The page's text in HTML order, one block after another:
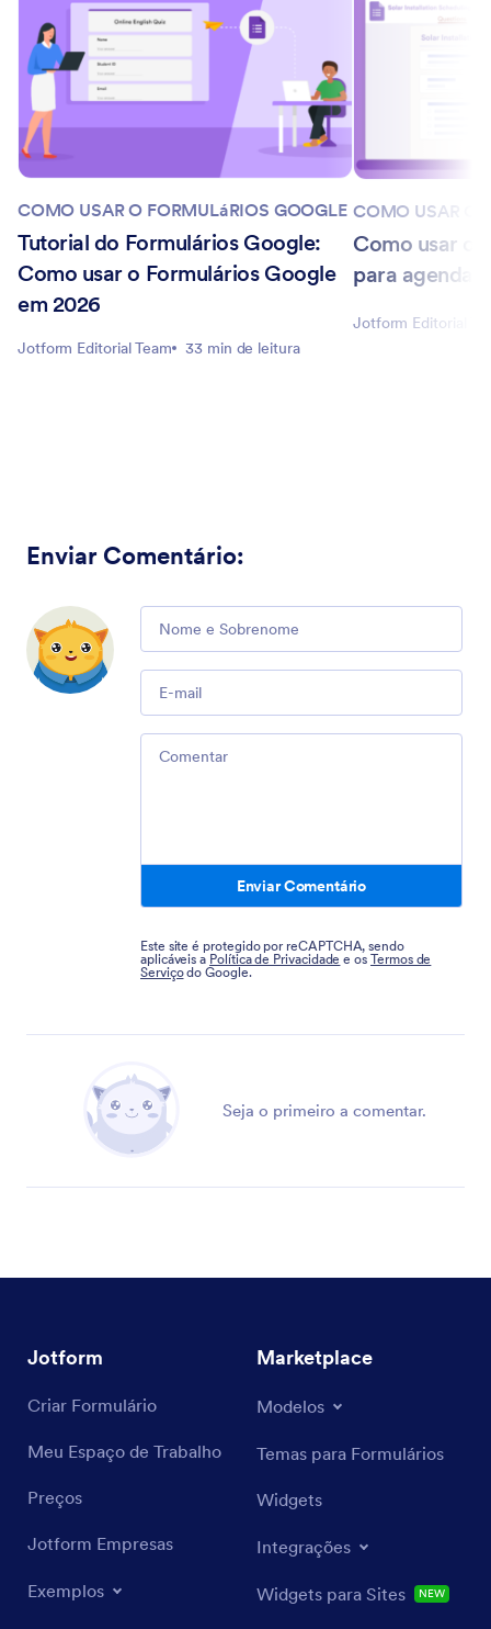
COMO USAR O FORMULáRIOS GOOGLE
Tutorial do Formulários Google:
Como usar o Formulários Google
em 2026
Jotform Editorial Team 33 min de leitura
COMO USAR O
Como usar o
para
Jotform Editorial
Enviar Comentário:
Comment
Email
Comment
Enviar Comentário
Este site é protegido por reCAPTCHA, sendo
aplicáveis a Política de Privacidade e osTermos de
Serviçodo Google.
Seja o primeiro a comentar.
Jotform
Criar Formulário
Meu Espaço de Trabalho
Preços
Jotform Empresas
Exemplos
Marketplace
Modelos
Temas para Formulários
Widgets
Integrações
Widgets para Sites NEW